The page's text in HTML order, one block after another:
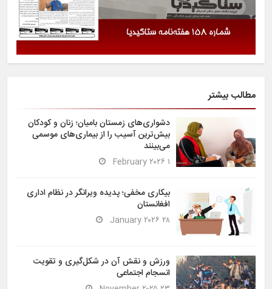
مطالب بیشتر
دشواری‌های زمستان بامیان؛ زنان و کودکان
بیش‌ترین آسیب را از بیماری‌های موسمی
می‌بینند
۱ February ۲۰۲۶
بیکاری مخفی؛ پدیده ویرانگر در نظام اداری
افغانستان
۲۸ January ۲۰۲۶
ورزش و نقش آن در شکل‌گیری و تقویت
انسجام اجتماعی